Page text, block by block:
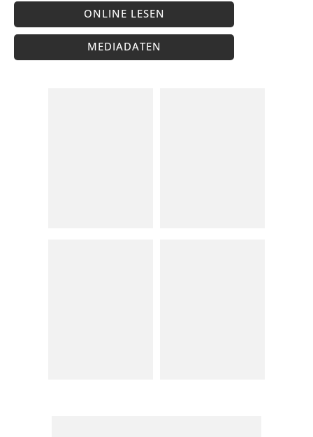
ONLINE LESEN
MEDIADATEN